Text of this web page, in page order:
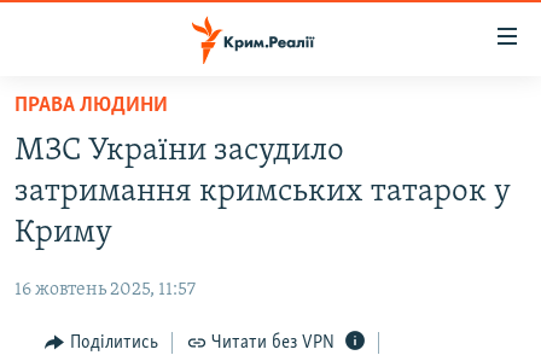
Перейти
основного
матеріалу
Перейти
до
основної
Перейти
ВОДА.КРИМ
ВІДЕО ТА ФОТО
БЛОГИ
ПОГЛЯД
ПРАВА ЛЮДИНИ
МЗС України засудило
затримання кримських татарок у
Криму
16 жовтень 2025, 11:57
Поділитись Читати без VPN